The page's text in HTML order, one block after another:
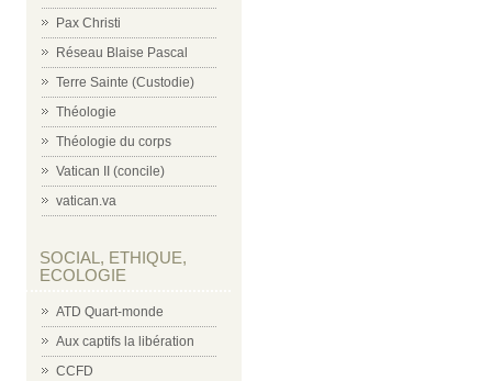
Pax Christi
Réseau Blaise Pascal
Terre Sainte (Custodie)
Théologie
Théologie du corps
Vatican II (concile)
vatican.va
SOCIAL, ETHIQUE,
ECOLOGIE
ATD Quart-monde
Aux captifs la libération
CCFD